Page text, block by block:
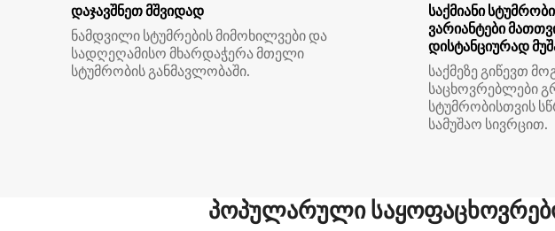
დაჯავშნეთ მშვიდად
ნამდვილი სტუმრების მიმოხილვები და
სადღეღამისო მხარდაჭერა მთელი
სტუმრობის განმავლობაში.
საქმიანი
ვარიანტები
დისტანციურად
საქმეზე გიწევთ
საცხოვრებლები
სტუმრობისთვის
სამუშაო სივრცით.
პოპულარული